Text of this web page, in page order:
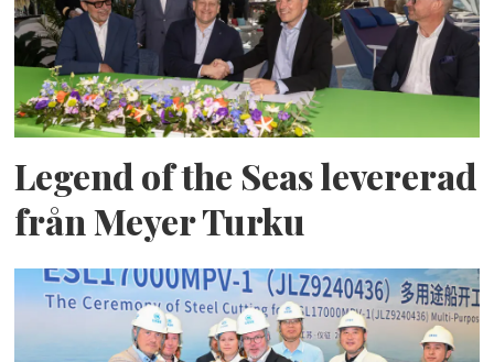
Legend of the Seas levererad
från Meyer Turku